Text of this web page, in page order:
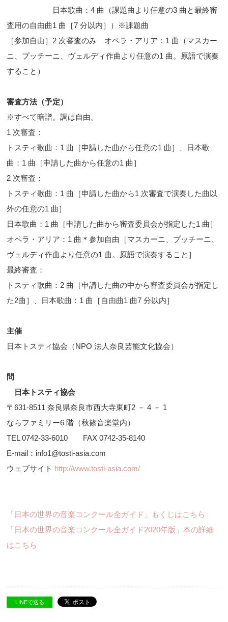
日本歌曲：4 曲（課題曲より任意の3 曲と最終審
査用の自由曲1 曲［7 分以内］）※課題曲
［参加自由］2 次審査のみ オペラ・アリア：1 曲（マスカー
ニ、プッチーニ、ヴェルディ作曲より任意の1 曲。原語で演奏
すること）
審査方法（予定）
※すべて暗譜。調は自由。
1 次審査：
トスティ歌曲：1 曲［申請した曲から任意の1 曲］、日本歌
曲：1 曲［申請した曲から任意の1 曲］
2 次審査：
トスティ歌曲：1 曲［申請した曲から1 次審査で演奏した曲以
外の任意の1 曲］
日本歌曲：1 曲［申請した曲から審査委員会が指定した1 曲］
オペラ・アリア：1 曲＊参加自由［マスカーニ、プッチーニ、
ヴェルディ作曲より任意の1 曲。原語で演奏すること］
最終審査：
トスティ歌曲：2 曲［申請した曲の中から審査委員会が指定し
た2曲］、日本歌曲：1 曲［自由曲1 曲7 分以内］
主催
日本トスティ協会（NPO 法人奈良芸能文化協会）
問
日本トスティ協会
〒631-8511 奈良県奈良市西大寺東町2 － 4 － 1
ならファミリー6 階（秋篠音楽堂内）
TEL 0742-33-6010 FAX 0742-35-8140
E-mail：info1@tosti-asia.com
ウェブサイト http://www.tosti-asia.com/
「日本の世界の音楽コンクール全ガイド」もくじはこちら
「日本の世界の音楽コンクール全ガイド2020年版」本の詳細
はこちら
LINEで送る